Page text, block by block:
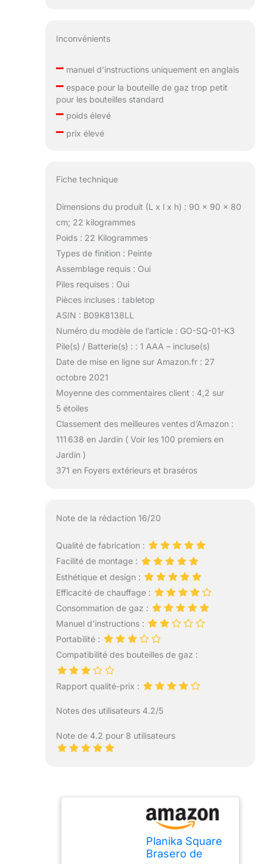
Inconvénients
–manuel d’instructions uniquement en anglais
–espace pour la bouteille de gaz trop petit
pour les bouteilles standard
–poids élevé
–prix élevé
Fiche technique
Dimensions du produit (L x l x h) : 90 x 90 x 80
cm; 22 kilogrammes
Poids : 22 Kilogrammes
Types de finition : Peinte
Assemblage requis : Oui
Piles requises : Oui
Pièces incluses : tabletop
ASIN : B09K8138LL
Numéro du modèle de l’article : GO-SQ-01-K3
Pile(s) / Batterie(s) : : 1 AAA – incluse(s)
Date de mise en ligne sur Amazon.fr : 27
octobre 2021
Moyenne des commentaires client : 4,2 sur
5 étoiles
Classement des meilleures ventes d’Amazon :
111 638 en Jardin ( Voir les 100 premiers en
Jardin )
371 en Foyers extérieurs et braséros
Note de la rédaction 16/20
Qualité de fabrication :
Facilité de montage :
Esthétique et design :
Efficacité de chauffage :
Consommation de gaz :
Manuel d’instructions :
Portabilité :
Compatibilité des bouteilles de gaz :
Rapport qualité-prix :
Notes des utilisateurs 4.2/5
Note de 4.2 pour 8 utilisateurs
Planika Square
Brasero de